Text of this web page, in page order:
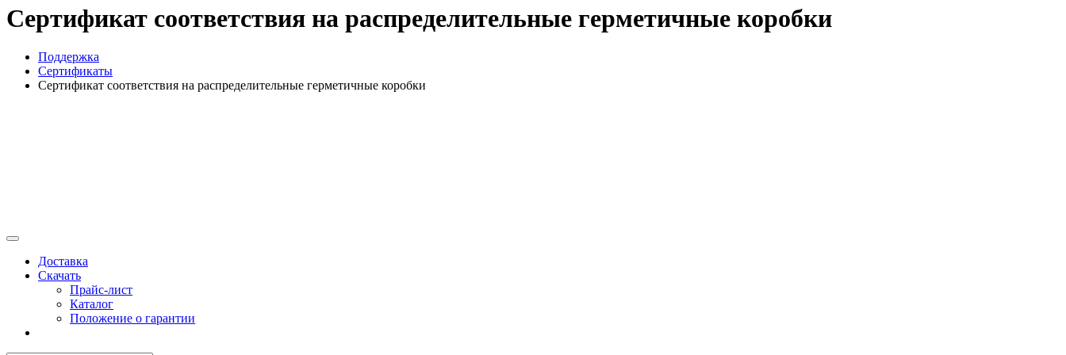
Сертификат соответствия на распределительные герметичные коробки
Поддержка
Сертификаты
Сертификат соответствия на распределительные герметичные коробки
Доставка
Скачать
Прайс-лист
Каталог
Положение о гарантии